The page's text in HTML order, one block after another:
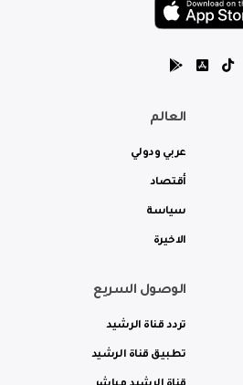
العالم
عربي ودولي
أقتصاد
سياسة
الاخيرة
الوصول السريع
تردد قناة الرشيد
تطبيق قناة الرشيد